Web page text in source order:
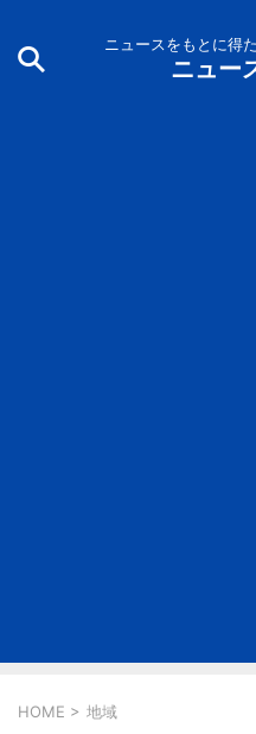
ニュースをもとに得
ニュー
HOME > 地域